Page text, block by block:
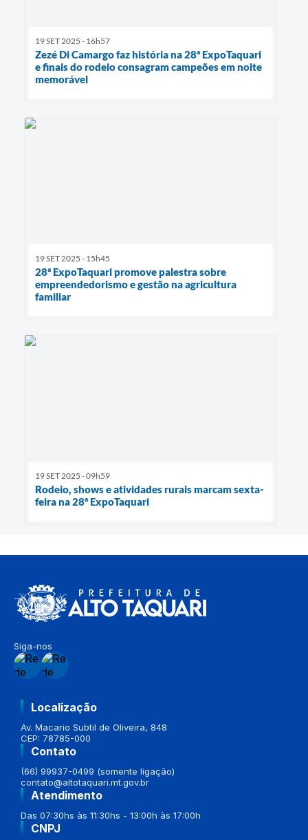
19 SET 2025 - 16h57
Zezé Di Camargo faz história na 28ª ExpoTaquari
e finais do rodeio consagram campeões em noite
memorável
19 SET 2025 - 15h45
28ª ExpoTaquari promove palestra sobre
empreendedorismo e gestão na agricultura
familiar
19 SET 2025 - 09h59
Rodeio, shows e atividades rurais marcam sexta-
feira na 28ª ExpoTaquari
Siga-nos
Localização
Av. Macario Subtil de Oliveira, 848
CEP: 78785-000
Contato
(66) 99937-0499 (somente ligação)
contato@altotaquari.mt.gov.br
Atendimento
Das 07:30hs às 11:30hs - 13:00h às 17:00h
CNPJ